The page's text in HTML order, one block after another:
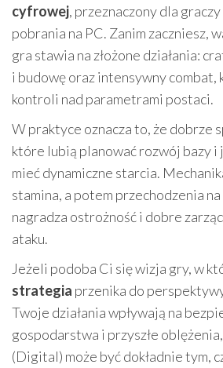
cyfrowej, przeznaczony dla
pobrania na PC. Zanim zaczniesz,
gra stawia na złożone działania:
i budowę oraz intensywny combat,
kontroli nad parametrami postaci.
W praktyce oznacza to, że dobrze
które lubią planować rozwój bazy i
mieć dynamiczne starcia.
stamina, a potem przechodzenia
nagradza ostrożność i dobre
ataku.
Jeżeli podoba Ci się wizja gry, w
strategia przenika do
Twoje działania wpływają na
gospodarstwa i przyszłe
(Digital) może być dokładnie tym,